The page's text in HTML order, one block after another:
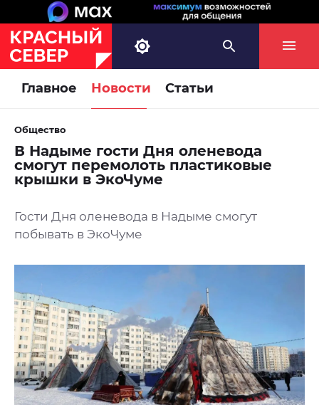
Главное Новости Статьи
Общество
В Надыме гости Дня оленевода
смогут перемолоть пластиковые
крышки в ЭкоЧуме
Гости Дня оленевода в Надыме смогут
побывать в ЭкоЧуме